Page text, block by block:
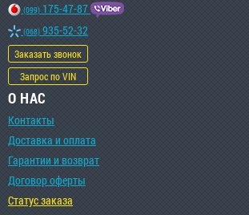
(099) 175-47-87
(068) 935-52-32
Заказать звонок
Запрос по VIN
О НАС
Контакты
Доставка и оплата
Гарантии и возврат
Договор оферты
Статус заказа